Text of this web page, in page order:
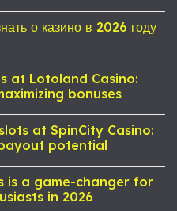
о казино в 2026 году
at Lotoland Casino:
bonuses
at SpinCity Casino:
potential
is a game-changer for
in 2026